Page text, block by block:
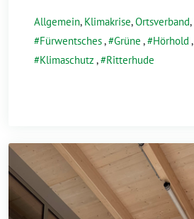
Allgemein, Klimakrise,Ortsverband,
Fürwentsches, Grüne , Hörhold ,
Klimaschutz , Ritterhude